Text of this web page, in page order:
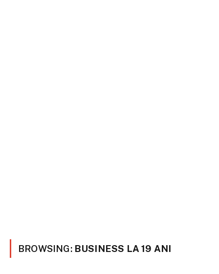
BROWSING: BUSINESS LA 19 ANI